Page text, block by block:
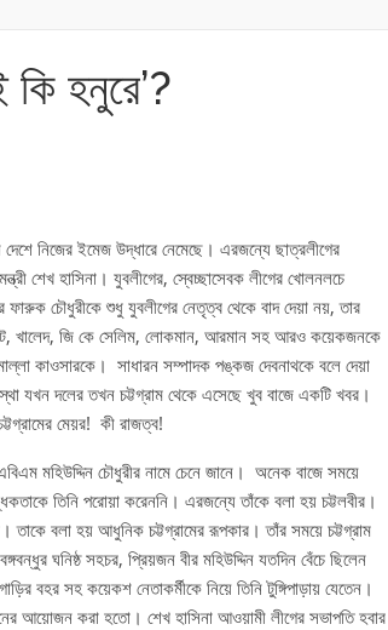
হনুরে’?
নিজের ইমেজ উদ্ধারে নেমেছে। এরজন্যে ছাত্রলীগের
শেখ হাসিনা। যুবলীগের, স্বেচ্ছাসেবক লীগের খোলনলচে
ফারুক চৌধুরীকে শুধু যুবলীগের নেতৃত্ব থেকে বাদ দেয়া নয়, তার
খালেদ, জি কে সেলিম, লোকমান, আরমান সহ আরও কয়েকজনকে
কাওসারকে। সাধারন সম্পাদক পঙ্কজ দেবনাথকে বলে দেয়া
যখন দলের তখন চট্টগ্রাম থেকে এসেছে খুব বাজে একটি খবর।
মেয়র! কী রাজত্ব!
মহিউদ্দিন চৌধুরীর নামে চেনে জানে। অনেক বাজে সময়ে
তিনি পরোয়া করেননি। এরজন্যে তাঁকে বলা হয় চট্টলবীর।
তাকে বলা হয় আধুনিক চট্টগ্রামের রূপকার। তাঁর সময়ে চট্টগ্রাম
ঘনিষ্ঠ সহচর, প্রিয়জন বীর মহিউদ্দিন যতদিন বেঁচে ছিলেন
বহর সহ কয়েকশ নেতাকর্মীকে নিয়ে তিনি টুঙ্গিপাড়ায় যেতেন।
আয়োজন করা হতো। শেখ হাসিনা আওয়ামী লীগের সভাপতি হবার